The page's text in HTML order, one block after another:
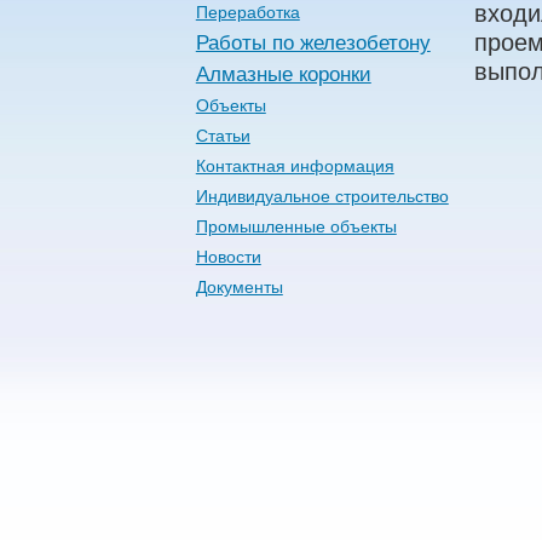
Переработка
Работы по железобетону
Алмазные коронки
Объекты
Статьи
Контактная информация
Индивидуальное строительство
Промышленные объекты
Новости
Документы